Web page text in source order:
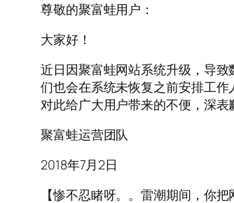
尊敬的聚富蛙用户：
大家好！
近日因聚富蛙网站系统升级，导
们也会在系统未恢复之前安排工作
对此给广大用户带来的不便，深表
聚富蛙运营团队
2018年7月2日
【惨不忍睹呀。。雷潮期间，你